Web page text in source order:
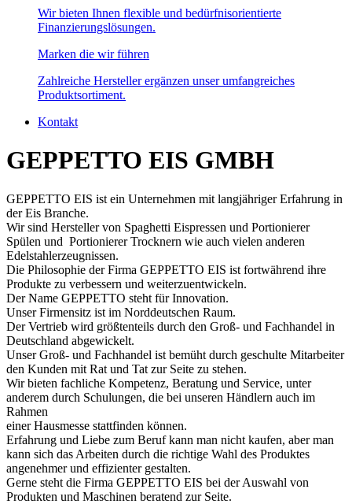
Wir bieten Ihnen flexible und bedürfnisorientierte
Finanzierungslösungen.
Marken die wir führen
Zahlreiche Hersteller ergänzen unser umfangreiches
Produktsortiment.
Kontakt
GEPPETTO EIS GMBH
GEPPETTO EIS ist ein Unternehmen mit langjähriger Erfahrung in
der Eis Branche.
Wir sind Hersteller von Spaghetti Eispressen und Portionierer
Spülen und Portionierer Trocknern wie auch vielen anderen
Edelstahlerzeugnissen.
Die Philosophie der Firma GEPPETTO EIS ist fortwährend ihre
Produkte zu verbessern und weiterzuentwickeln.
Der Name GEPPETTO steht für Innovation.
Unser Firmensitz ist im Norddeutschen Raum.
Der Vertrieb wird größtenteils durch den Groß- und Fachhandel in
Deutschland abgewickelt.
Unser Groß- und Fachhandel ist bemüht durch geschulte Mitarbeiter
den Kunden mit Rat und Tat zur Seite zu stehen.
Wir bieten fachliche Kompetenz, Beratung und Service, unter
anderem durch Schulungen, die bei unseren Händlern auch im
Rahmen
einer Hausmesse stattfinden können.
Erfahrung und Liebe zum Beruf kann man nicht kaufen, aber man
kann sich das Arbeiten durch die richtige Wahl des Produktes
angenehmer und effizienter gestalten.
Gerne steht die Firma GEPPETTO EIS bei der Auswahl von
Produkten und Maschinen beratend zur Seite.